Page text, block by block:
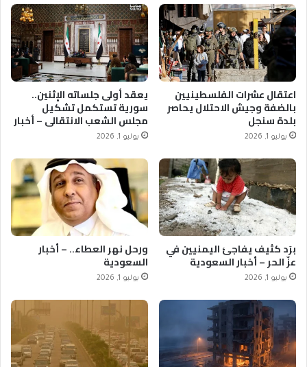
اعتقال عشرات الفلسطينيين
بالضفة وجيش الاحتلال يحاصر
بلدة سنجل
يوليو 1, 2026
يعقد أولى جلساته الإثنين..
سورية تستكمل تشكيل
مجلس الشعب الانتقالي – أخبار
السعودية
يوليو 1, 2026
برَد كثيف يفاجئ اليمنيين في
عزّ الحر – أخبار السعودية
يوليو 1, 2026
ورحل نهر العطاء.. – أخبار
السعودية
يوليو 1, 2026